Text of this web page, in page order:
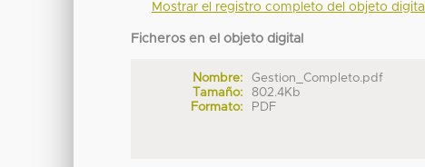
Mostrar el registro completo del objeto digital
Ficheros en el objeto digital
Nombre:
Gestion_Completo.pdf
Tamaño:
802.4Kb
Formato:
PDF